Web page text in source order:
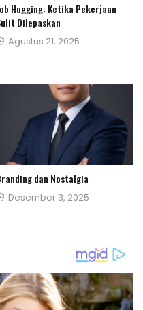
Hugging: Ketika Pekerjaan
Dilepaskan
Posted
Agustus 21, 2025
dan Nostalgia
Posted
Desember 3, 2025